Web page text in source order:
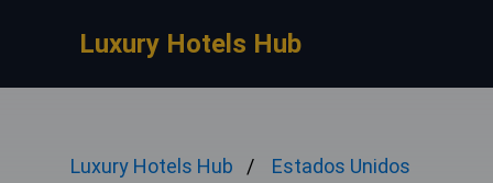
Luxury Hotels Hub
Luxury Hotels Hub
Estados Unidos